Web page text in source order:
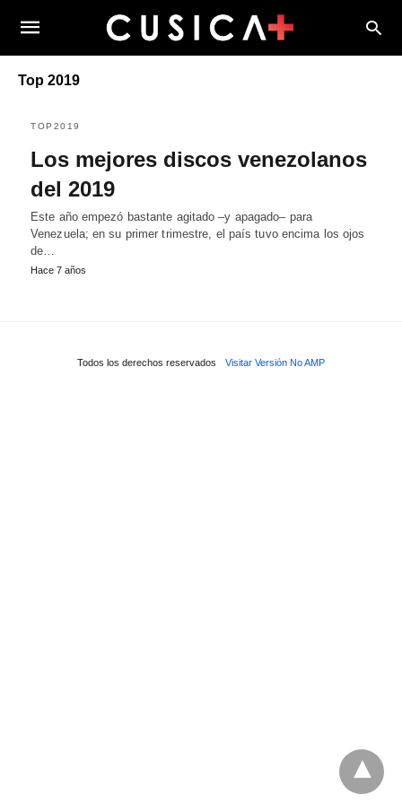
Top 2019
TOP2019
Los mejores discos venezolanos
del 2019
Este año empezó bastante agitado –y apagado– para
Venezuela; en su primer trimestre, el país tuvo encima los ojos
de…
Hace 7 años
Todos los derechos reservados Visitar Versión No AMP